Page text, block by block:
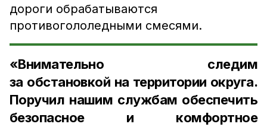
дороги обрабатываются
противогололедными смесями.
«Внимательно следим
за обстановкой на территории округа.
Поручил нашим службам обеспечить
безопасное и комфортное